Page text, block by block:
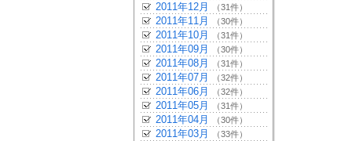
2011年12月 （31件）
2011年11月 （30件）
2011年10月 （31件）
2011年09月 （30件）
2011年08月 （31件）
2011年07月 （32件）
2011年06月 （32件）
2011年05月 （31件）
2011年04月 （30件）
2011年03月 （33件）